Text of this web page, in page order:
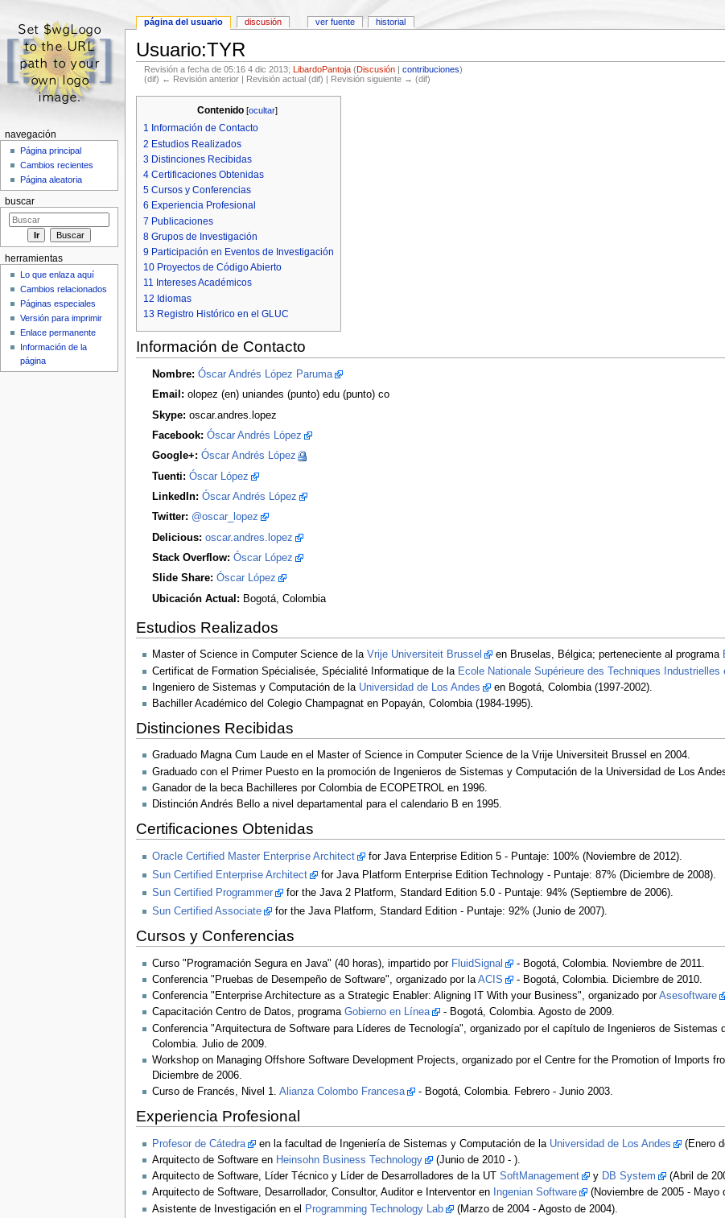
Usuario:TYR
Revisión a fecha de 05:16 4 dic 2013;LibardoPantoja (Discusión |contribuciones)
(dif) ← Revisión anterior | Revisión actual (dif) | Revisión siguiente → (dif)
Contenido[ocultar]
1 Información de Contacto
2 Estudios Realizados
3 Distinciones Recibidas
4 Certificaciones Obtenidas
5 Cursos y Conferencias
6 Experiencia Profesional
7 Publicaciones
8 Grupos de Investigación
9 Participación en Eventos de Investigación
10 Proyectos de Código Abierto
11 Intereses Académicos
12 Idiomas
13 Registro Histórico en el GLUC
Información de Contacto
Nombre: Óscar Andrés López Paruma
Email: olopez (en) uniandes (punto) edu (punto) co
Skype: oscar.andres.lopez
Facebook: Óscar Andrés López
Google+: Óscar Andrés López
Tuenti: Óscar López
LinkedIn: Óscar Andrés López
Twitter: @oscar_lopez
Delicious: oscar.andres.lopez
Stack Overflow: Óscar López
Slide Share: Óscar López
Ubicación Actual: Bogotá, Colombia
Estudios Realizados
Master of Science in Computer Science de la Vrije Universiteit Brussel en Bruselas, Bélgica; perteneciente al programa
Certificat de Formation Spécialisée, Spécialité Informatique de la Ecole Nationale Supérieure des Techniques
Ingeniero de Sistemas y Computación de la Universidad de Los Andes
en Bogotá, Colombia (1997-2002).
Bachiller Académico del Colegio Champagnat en Popayán, Colombia (1984-1995).
Distinciones Recibidas
Graduado Magna Cum Laude en el Master of Science in Computer Science de la Vrije Universiteit Brussel en 2004.
Graduado con el Primer Puesto en la promoción de Ingenieros de Sistemas y Computación de la Universidad de Los
Ganador de la beca Bachilleres por Colombia de ECOPETROL en 1996.
Distinción Andrés Bello a nivel departamental para el calendario B en 1995.
Certificaciones Obtenidas
Oracle Certified Master Enterprise Architect
for Java Enterprise Edition 5 - Puntaje: 100% (Noviembre de 2012).
Sun Certified Enterprise Architect
for Java Platform Enterprise Edition Technology - Puntaje: 87% (Diciembre de 2008).
Sun Certified Programmer
for the Java 2 Platform, Standard Edition 5.0 - Puntaje: 94% (Septiembre de 2006).
Sun Certified Associate
for the Java Platform, Standard Edition - Puntaje: 92% (Junio de 2007).
Cursos y Conferencias
Curso "Programación Segura en Java" (40 horas), impartido por FluidSignal
- Bogotá, Colombia. Noviembre de 2011.
Conferencia "Pruebas de Desempeño de Software", organizado por laACIS
- Bogotá, Colombia. Diciembre de 2010.
Conferencia "Enterprise Architecture as a Strategic Enabler: Aligning IT With your Business", organizado porAsesoftware
Capacitación Centro de Datos, programa Gobierno en Línea
- Bogotá, Colombia. Agosto de 2009.
Conferencia "Arquitectura de Software para Líderes de Tecnología", organizado por el capítulo de Ingenieros de Sistemas
Colombia. Julio de 2009.
Workshop on Managing Offshore Software Development Projects, organizado por el Centre for the Promotion of Imports
Diciembre de 2006.
Curso de Francés, Nivel 1. Alianza Colombo Francesa - Bogotá, Colombia. Febrero - Junio 2003.
Experiencia Profesional
Profesor de Cátedra en la facultad de Ingeniería de Sistemas y Computación de la Universidad de Los Andes
(Enero
Arquitecto de Software en Heinsohn Business Technology
(Junio de 2010 - ).
Arquitecto de Software, Líder Técnico y Líder de Desarrolladores de la UT SoftManagement y DB System
(Abril de
Arquitecto de Software, Desarrollador, Consultor, Auditor e Interventor en Ingenian Software
(Noviembre de 2005 - Mayo
Asistente de Investigación en el
Programming Technology Lab
(Marzo de 2004 - Agosto de 2004).
página del usuario discusión ver fuente historial
navegación
Página principal
Cambios recientes
Página aleatoria
buscar
herramientas
Lo que enlaza aquí
Cambios relacionados
Páginas especiales
Versión para imprimir
Enlace permanente
Información de la
página